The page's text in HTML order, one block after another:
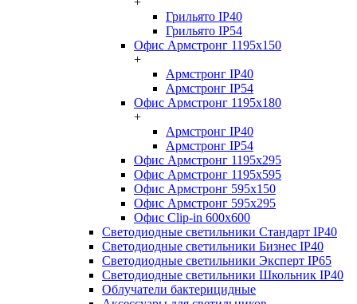
Грильято IP40
Грильято IP54
Офис Армстронг 1195x150
+
Армстронг IP40
Армстронг IP54
Офис Армстронг 1195x180
+
Армстронг IP40
Армстронг IP54
Офис Армстронг 1195x295
Офис Армстронг 1195x595
Офис Армстронг 595x150
Офис Армстронг 595x295
Офис Clip-in 600x600
Светодиодные светильники Стандарт IP40
Светодиодные светильники Бизнес IP40
Светодиодные светильники Эксперт IP65
Светодиодные светильники Школьник IP40
Облучатели бактерицидные